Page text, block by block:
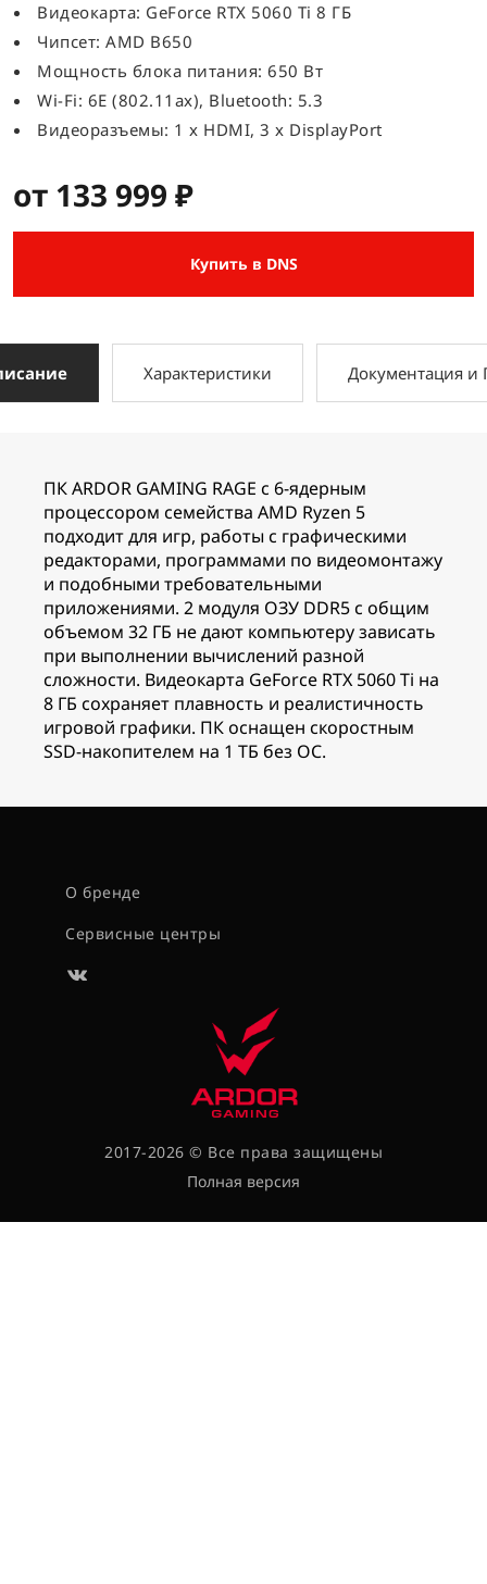
Видеокарта: GeForce RTX 5060 Ti 8 ГБ
Чипсет: AMD B650
Мощность блока питания: 650 Вт
Wi-Fi: 6E (802.11ax), Bluetooth: 5.3
Видеоразъемы: 1 x HDMI, 3 x DisplayPort
от 133 999 ₽
Купить в DNS
Характеристики Документация и
ПК ARDOR GAMING RAGE с 6-ядерным
процессором семейства AMD Ryzen 5
подходит для игр, работы с графическими
редакторами, программами по видеомонтажу
и подобными требовательными
приложениями. 2 модуля ОЗУ DDR5 с общим
объемом 32 ГБ не дают компьютеру зависать
при выполнении вычислений разной
сложности. Видеокарта GeForce RTX 5060 Ti на
8 ГБ сохраняет плавность и реалистичность
игровой графики. ПК оснащен скоростным
SSD-накопителем на 1 ТБ без ОС.
О бренде
Сервисные центры
2017-2026 © Все права защищены
Полная версия